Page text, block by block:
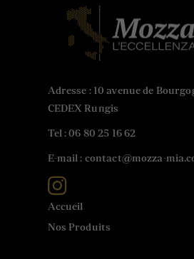
Adresse : 10 avenue de
CEDEX Rungis
Tel :06 80 25 16 62
E-mail : contact@mozza-
Accueil
Nos Produits